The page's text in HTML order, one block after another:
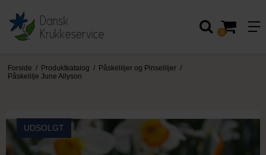
0
Forside / Produktkatalog / Påskeliljer og Pinseliljer /
Påskelilje June Allyson
UDSOLGT